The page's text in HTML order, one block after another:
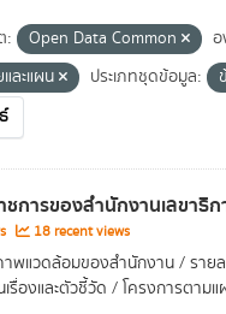
: Open Data Common
ละแผน
ประเภทชุดข้อมูล:
การของสำนักงานเลขาธิ
18 recent views
าพแวดล้อมของสำนักงาน / ราย
รื่องและตัวชี้วัด / โครงการตามแ